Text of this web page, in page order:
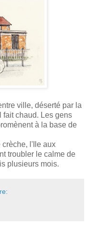
ville, déserté par la
fait chaud. Les gens
à la base de
crèche, l'Ile aux
troubler le calme de
plusieurs mois.